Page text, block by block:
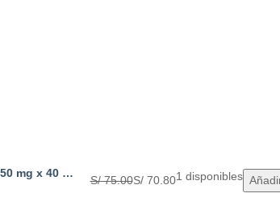
Clamovet 250 mg x 40 Comprimidos
S/75.00S/70.801 disponibles